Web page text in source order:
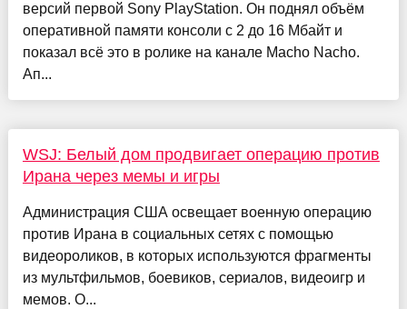
версий первой Sony PlayStation. Он поднял объём
оперативной памяти консоли с 2 до 16 Мбайт и
показал всё это в ролике на канале Macho Nacho.
Ап...
WSJ: Белый дом продвигает операцию против
Ирана через мемы и игры
Администрация США освещает военную операцию
против Ирана в социальных сетях с помощью
видеороликов, в которых используются фрагменты
из мультфильмов, боевиков, сериалов, видеоигр и
мемов. О...